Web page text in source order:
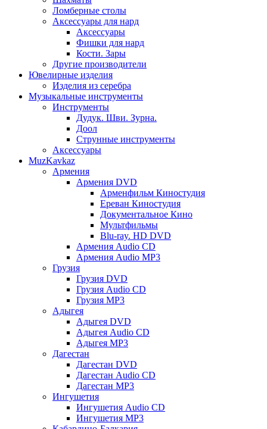
Ломберные столы
Аксессуары для нард
Аксессуары
Фишки для нард
Кости. Зары
Другие производители
Ювелирные изделия
Изделия из серебра
Музыкальные инструменты
Инструменты
Дудук. Шви. Зурна.
Доол
Струнные инструменты
Аксессуары
MuzKavkaz
Армения
Армения DVD
Арменфильм Киностудия
Ереван Киностудия
Документальное Кино
Мультфильмы
Blu-ray. HD DVD
Армения Audio CD
Армения Audio MP3
Грузия
Грузия DVD
Грузия Audio CD
Грузия MP3
Адыгея
Адыгея DVD
Адыгея Audio CD
Адыгея MP3
Дагестан
Дагестан DVD
Дагестан Audio CD
Дагестан MP3
Ингушетия
Ингушетия Audio CD
Ингушетия MP3